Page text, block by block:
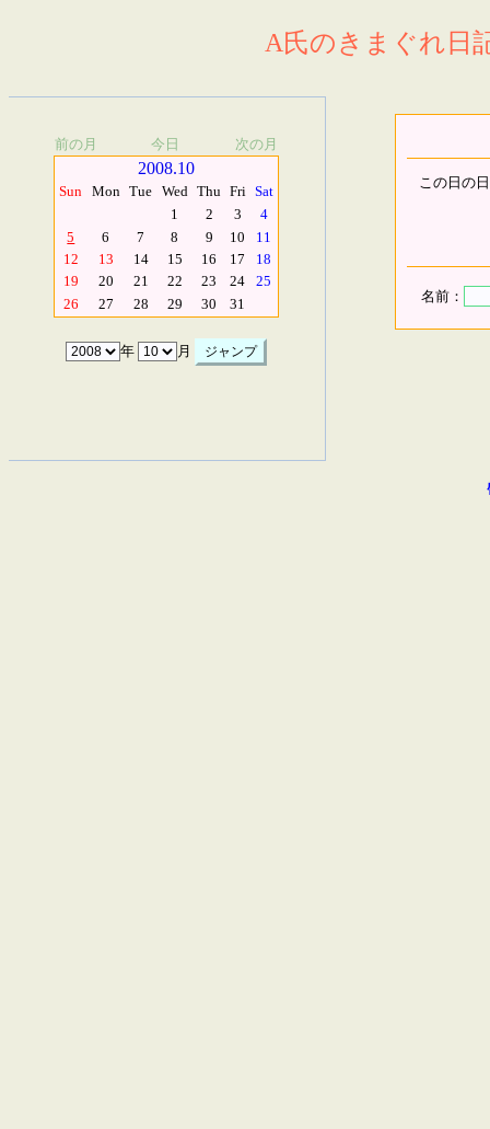
A氏のきまぐれ日
前の月 今日 次の月
2008.10
Sun Mon Tue Wed Thu Fri Sat
1
2 3
4
5
6 7 8 9 10
11
12
13 14 15 16 17
18
19
20 21 22 23 24
25
26
27 28 29 30 31
年 月
この日の
名前：